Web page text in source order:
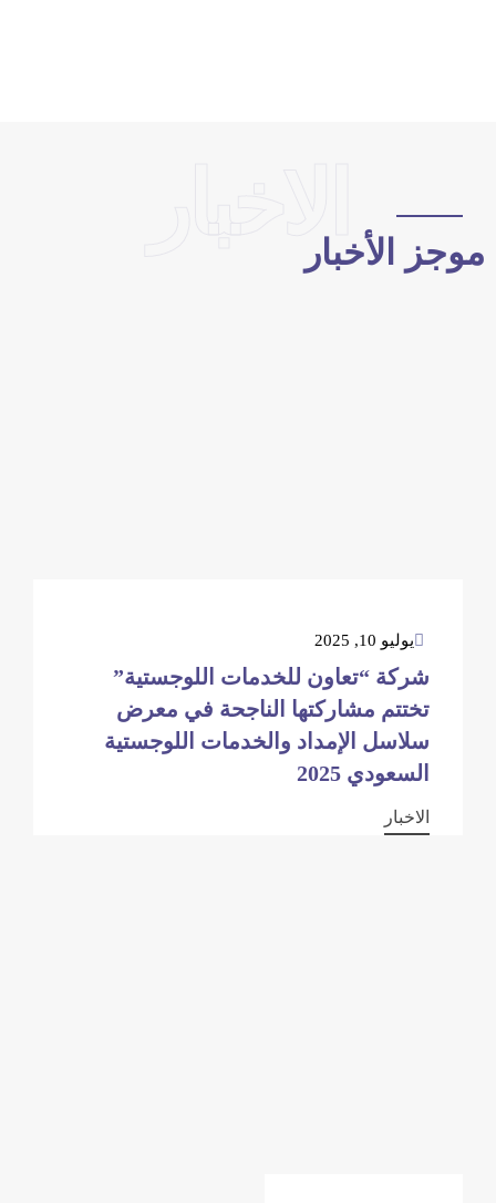
الأخبار
يوليو 10, 2025
شركة “تعاون للخدمات اللوجستية”
تختتم مشاركتها الناجحة في معرض
سلاسل الإمداد والخدمات اللوجستية
السعودي 2025
الاخبار